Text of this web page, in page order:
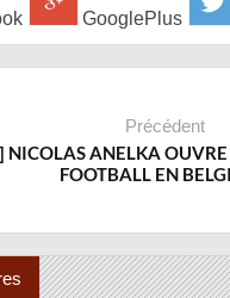
GooglePlus
Précédent
NICOLAS ANELKA
FOOTBALL EN